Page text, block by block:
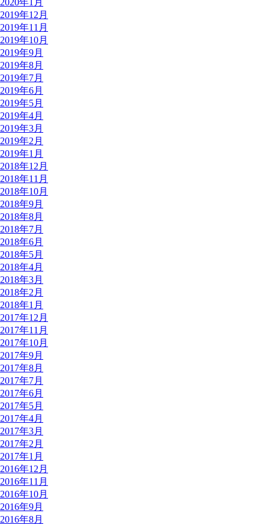
2020年1月
2019年12月
2019年11月
2019年10月
2019年9月
2019年8月
2019年7月
2019年6月
2019年5月
2019年4月
2019年3月
2019年2月
2019年1月
2018年12月
2018年11月
2018年10月
2018年9月
2018年8月
2018年7月
2018年6月
2018年5月
2018年4月
2018年3月
2018年2月
2018年1月
2017年12月
2017年11月
2017年10月
2017年9月
2017年8月
2017年7月
2017年6月
2017年5月
2017年4月
2017年3月
2017年2月
2017年1月
2016年12月
2016年11月
2016年10月
2016年9月
2016年8月